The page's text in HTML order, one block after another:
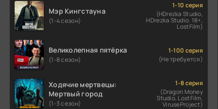
Мэр Кингстауна
(1-4 сезон)
1-10 серия
(HDrezka Studio,
HDrezka Studio. 18+,
LostFilm)
Великолепная пятёрка
(1-8 сезон)
1-100 серия
(Не требуется)
Ходячие мертвецы:
Мертвый город
(1-3 сезон)
1-8 серия
(Dragon Money
Studio, LostFilm,
ViruseProject)